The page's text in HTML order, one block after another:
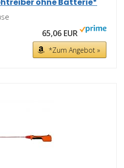
65,06 EUR
*Zum Angebot »